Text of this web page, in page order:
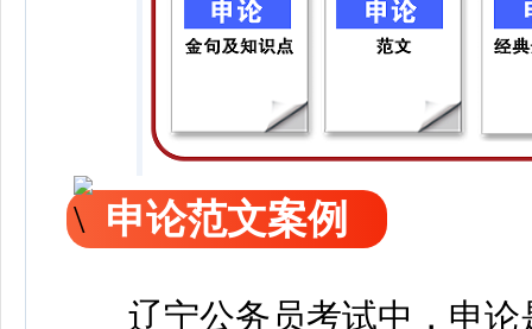
申论范文案例
辽宁公务员考试中，申论